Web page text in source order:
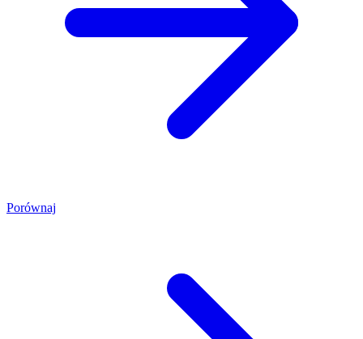
Porównaj